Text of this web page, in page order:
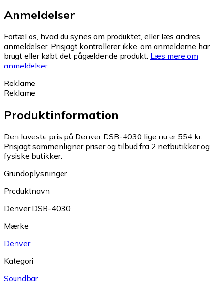
Anmeldelser
Fortæl os, hvad du synes om produktet, eller læs andres
anmeldelser. Prisjagt kontrollerer ikke, om anmelderne har
brugt eller købt det pågældende produkt. Læs mere om
anmeldelser.
Reklame
Reklame
Produktinformation
Den laveste pris på Denver DSB-4030 lige nu er 554 kr.
Prisjagt sammenligner priser og tilbud fra 2 netbutikker og
fysiske butikker.
Grundoplysninger
Produktnavn
Denver DSB-4030
Mærke
Denver
Kategori
Soundbar